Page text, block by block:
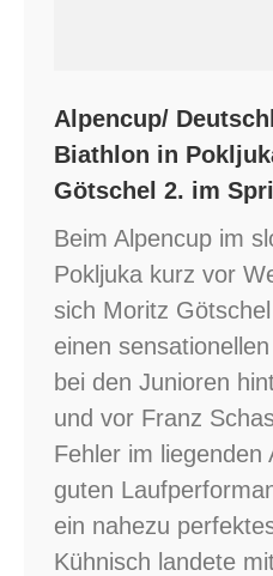
Alpencup/
Biathlon in
Götschel 2. im
Beim Alpencup im
Pokljuka kurz vor
sich Moritz
einen
bei den Junioren
und vor Franz
Fehler im liegenden
guten
ein nahezu
Kühnisch landete